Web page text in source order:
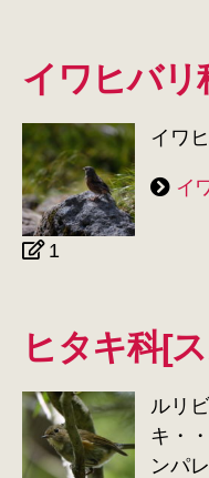
イワヒバリ
イワ
イ
1
ヒタキ科[
ルリ
キ・
ンパ